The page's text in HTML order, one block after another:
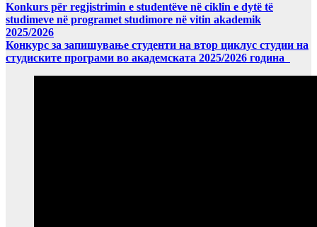
Konkurs për regjistrimin e studentëve në ciklin e dytë të
studimeve në programet studimore në vitin akademik
2025/2026
Конкурс за запишување студенти на втор циклус студии на
студиските програми во академската 2025/2026 година